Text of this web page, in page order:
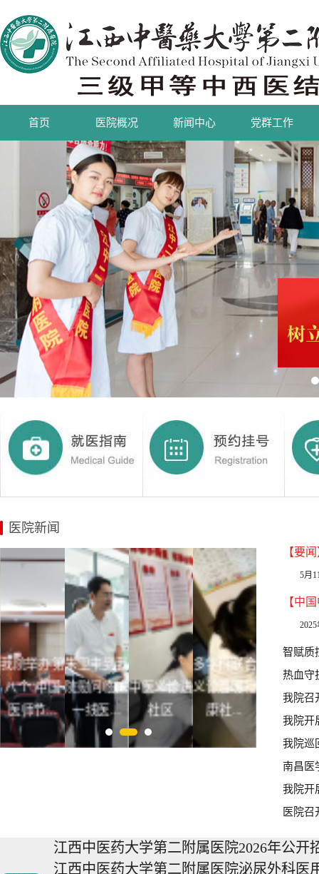
首页 医院概况 新闻中心 党群工作
医院新闻
我院举办第
八个“中国
医师节...
朱卫丰到我
院慰问临床
一线医...
中医义诊进
社区
​多学科联合
义诊温暖福
康社...
【要
5月
热血守
我院开
我院巡
南昌医
我院开
医院召
【公开征集】关于征集江西中医药大学第
江西中医药大学第二附属医院免陪照护服
选公告
江西中医药大学第二附属医院门诊与住院
江西中医药大学第二附属医院中药煎药机
江西中医药大学第二附属医院信息网络设
江西中医药大学第二附属医院2026年公开
江西中医药大学第二附属医院泌尿外科医